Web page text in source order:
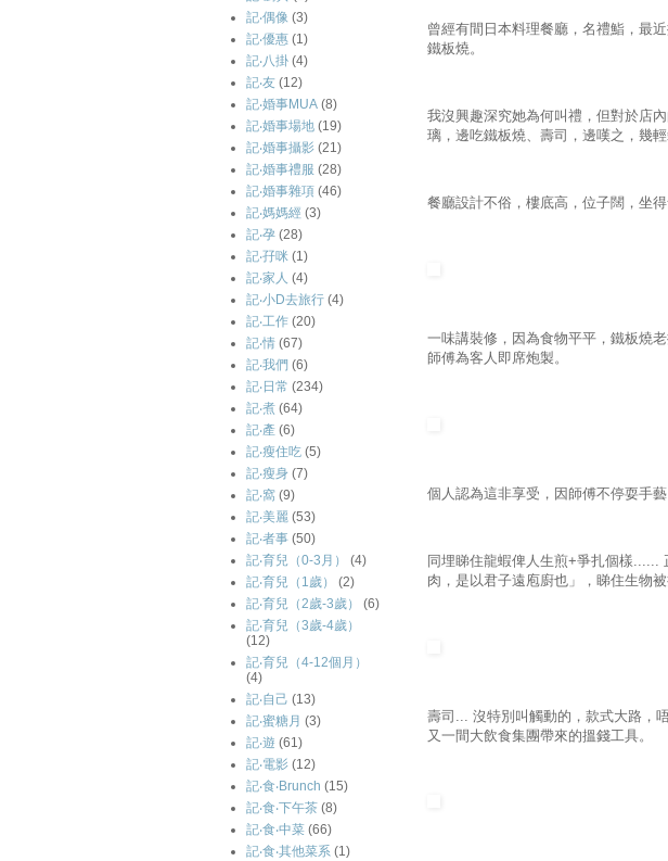
曾經有間日本料理餐廳，名禮鮨，最
鐵板燒。
我沒興趣深究她為何叫禮，但對於店
璃，邊吃鐵板燒、壽司，邊嘆之，幾輕
餐廳設計不俗，樓底高，位子闊，坐得
一味講裝修，因為食物平平，鐵板燒
師傅為客人即席炮製。
個人認為這非享受，因師傅不停耍手
同埋睇住龍蝦俾人生煎+爭扎個樣......
肉，是以君子遠庖廚也」，睇住生物
壽司... 沒特別叫觸動的，款式大路，
又一間大飲食集團帶來的搵錢工具。
記‧偶像 (3)
記‧優惠 (1)
記‧八掛 (4)
記‧友 (12)
記‧婚事MUA (8)
記‧婚事場地 (19)
記‧婚事攝影 (21)
記‧婚事禮服 (28)
記‧婚事雜項 (46)
記‧媽媽經 (3)
記‧孕 (28)
記‧孖咪 (1)
記‧家人 (4)
記‧小D去旅行 (4)
記‧工作 (20)
記‧情 (67)
記‧我們 (6)
記‧日常 (234)
記‧煮 (64)
記‧產 (6)
記‧瘦住吃 (5)
記‧瘦身 (7)
記‧窩 (9)
記‧美麗 (53)
記‧者事 (50)
記‧育兒（0-3月）
(4)
記‧育兒（1歲）
(2)
記‧育兒（2歲-3歲）
(6)
記‧育兒（3歲-4歲）
(12)
記‧育兒（4-12個月）
(4)
記‧自己 (13)
記‧蜜糖月 (3)
記‧遊 (61)
記‧電影 (12)
記‧食‧Brunch (15)
記‧食‧下午茶 (8)
記‧食‧中菜 (66)
記‧食‧其他菜系 (1)